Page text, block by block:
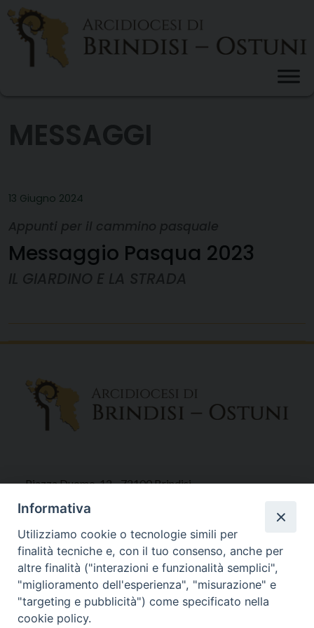
Skip
content
13 Giugno 2024
Messaggio Pasqua 2023
Piazza Duomo, 12 - 72100 Brindisi
Tel 0831.521958
Fax 0831.528315
Orari Curia
Mar. / Mer. / Giov. ore 9 - 13
nei mesi estivi solo Martedì ore 9 - 13
Informativa
Utilizziamo cookie o tecnologie simili per
finalità tecniche e, con il tuo consenso, anche per
altre finalità ("interazioni e funzionalità semplici",
"miglioramento dell'esperienza", "misurazione" e
"targeting e pubblicità") come specificato nella
cookie policy.